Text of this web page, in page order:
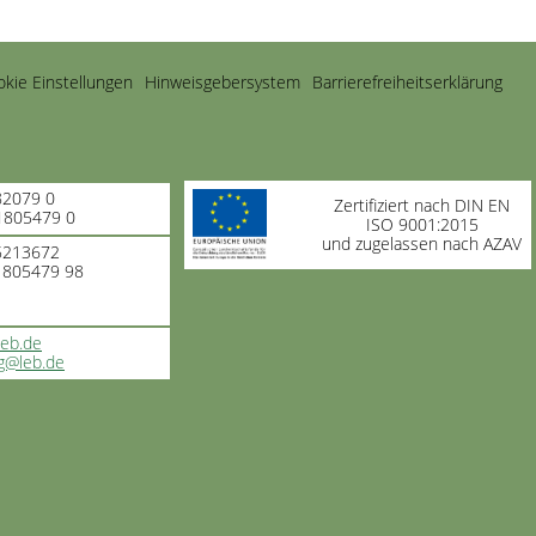
Einstellungen Hinweisgebersystem Barrierefreiheitserklärung
0
0
98
Zertifiziert nach DIN EN
ISO 9001:2015
und zugelassen nach AZAV